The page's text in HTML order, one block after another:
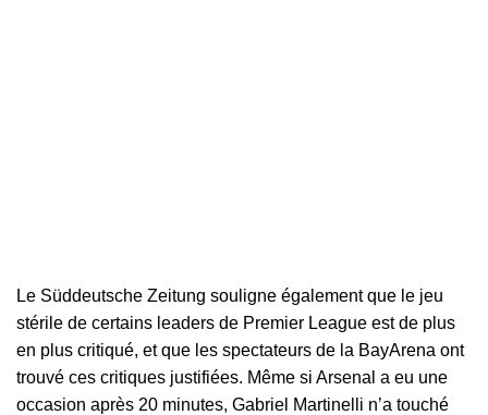
Le Süddeutsche Zeitung souligne également que le jeu
stérile de certains leaders de Premier League est de plus
en plus critiqué, et que les spectateurs de la BayArena ont
trouvé ces critiques justifiées. Même si Arsenal a eu une
occasion après 20 minutes, Gabriel Martinelli n’a touché